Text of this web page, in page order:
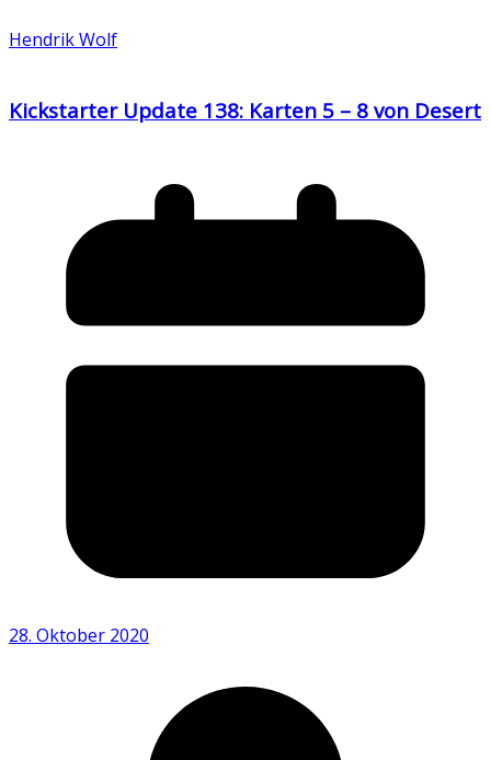
Hendrik Wolf
Kickstarter Update 138: Karten 5 – 8 von Desert
28. Oktober 2020